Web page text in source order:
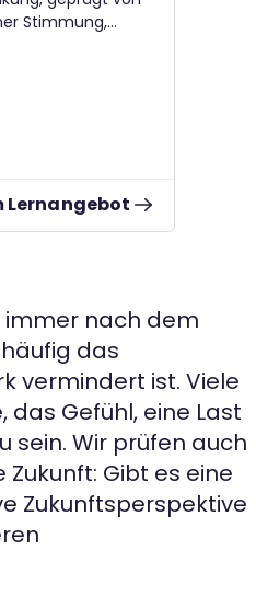
Stimmung,
Lernangebot
nach dem
das
vermindert ist. Viele
Gefühl, eine Last
sein. Wir prüfen auch
Gibt es eine
Zukunftsperspektive